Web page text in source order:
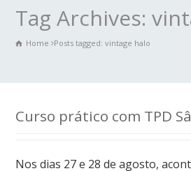
Tag Archives:
Home Posts tagged: vintage halo
Curso prático com TPD
Nos dias 27 e 28 de agosto,